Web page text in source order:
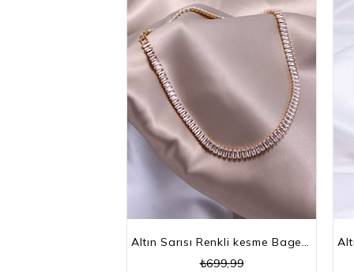
Altın Sarısı Renkli kesme Baget Taşlı Su Yolu Choker Kolye
₺699,99